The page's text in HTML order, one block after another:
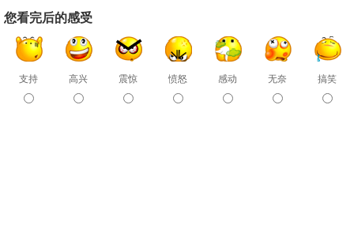
您看完后的感受
支持 高兴 震惊 愤怒 感动 无奈 搞笑